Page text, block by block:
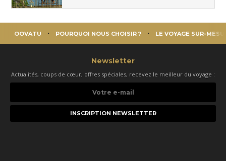
OOVATU POURQUOI NOUS CHOISIR ? LE VOYAGE SUR-
Newsletter
Actualités, coups de cœur, offres spéciales, recevez le meilleur du voyage :
e-